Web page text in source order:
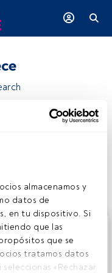
almacenamos y
datos de
en tu dispositivo. Si
que las
que se
tratamos datos
«Rechazar
usuarios registrados
accede desde el
te invitamos a
que ofrece